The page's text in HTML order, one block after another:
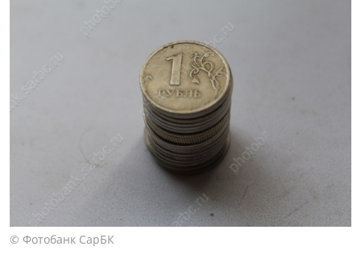
© Фотобанк СарБК